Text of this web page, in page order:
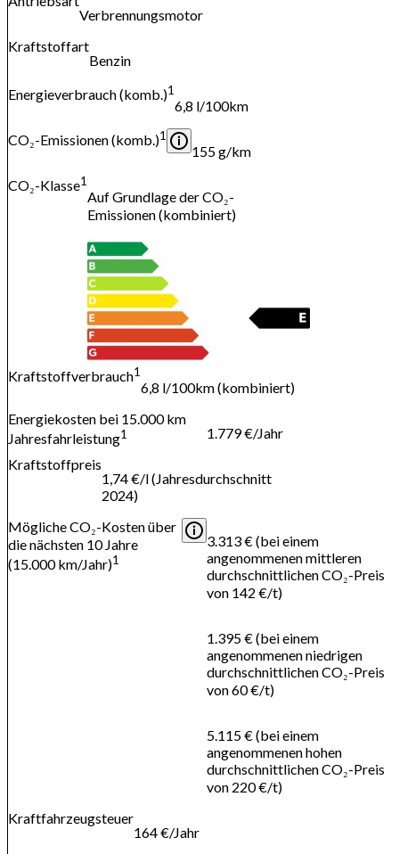
Verbrennungsmotor
Kraftstoffart
Benzin
Energieverbrauch (komb.)1
6,8 l/100km
CO₂-Emissionen (komb.)1
155 g/km
CO₂-Klasse1
Auf Grundlage der CO₂-
Emissionen (kombiniert)
Kraftstoffverbrauch1
6,8 l/100km (kombiniert)
Energiekosten bei 15.000 km
Jahresfahrleistung1
1.779 €/Jahr
Kraftstoffpreis
1,74 €/l (Jahresdurchschnitt
2024)
Mögliche CO₂-Kosten über
die nächsten 10 Jahre
(15.000 km/Jahr)1
3.313 € (bei einem
angenommenen mittleren
durchschnittlichen CO₂-Preis
von 142 €/t)
1.395 € (bei einem
angenommenen niedrigen
durchschnittlichen CO₂-Preis
von 60 €/t)
5.115 € (bei einem
angenommenen hohen
durchschnittlichen CO₂-Preis
von 220 €/t)
Kraftfahrzeugsteuer
164 €/Jahr